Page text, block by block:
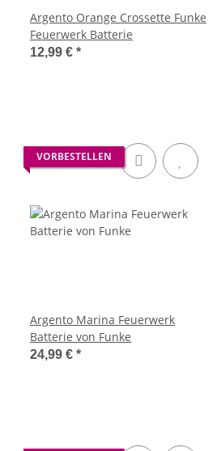
Argento Orange Crossette Funke
Feuerwerk Batterie
12,99 € *
VORBESTELLEN
Argento Marina Feuerwerk
Batterie von Funke
24,99 € *